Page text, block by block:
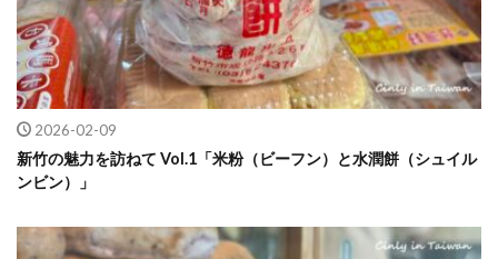
2026-02-09
新竹の魅力を訪ねて Vol.1「米粉（ビーフン）と水潤餅（シュイル
ンビン）」